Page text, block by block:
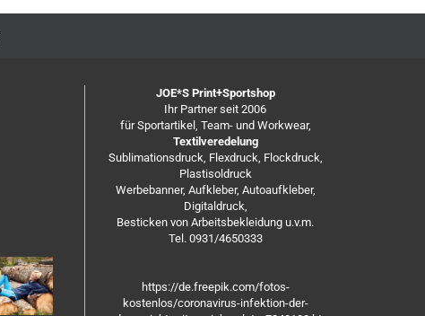
JOE*S Print+Sportshop
Ihr Partner seit 2006
für Sportartikel, Team- und Workwear,
Textilveredelung
Sublimationsdruck, Flexdruck, Flockdruck,
Plastisoldruck
Werbebanner, Aufkleber, Autoaufkleber,
Digitaldruck,
Besticken von Arbeitsbekleidung u.v.m.
Tel. 0931/4650333
https://de.freepik.com/fotos-
kostenlos/coronavirus-infektion-der-